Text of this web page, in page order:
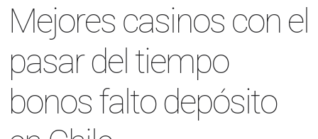
Mejores casinos con el
pasar del tiempo
bonos falto depósito